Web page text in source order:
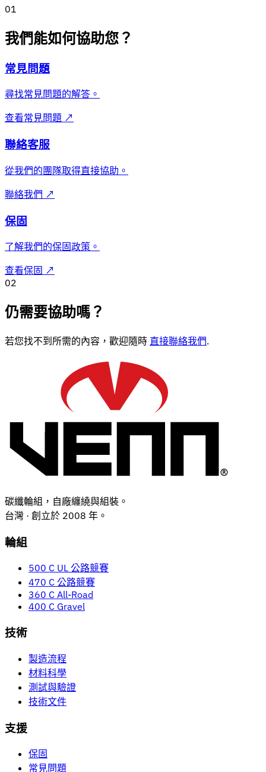
01
我們能如何協助您？
常見問題
尋找常見問題的解答。
查看常見問題 ↗
聯絡客服
從我們的團隊取得直接協助。
聯絡我們 ↗
保固
了解我們的保固政策。
查看保固 ↗
02
仍需要協助嗎？
若您找不到所需的內容，歡迎隨時 直接聯絡我們.
碳纖輪組，自廠纏繞與組裝。
台灣 · 創立於 2008 年。
輪組
500 C UL 公路競賽
470 C 公路競賽
360 C All-Road
400 C Gravel
技術
製造流程
材料科學
測試與驗證
技術文件
支援
保固
常見問題